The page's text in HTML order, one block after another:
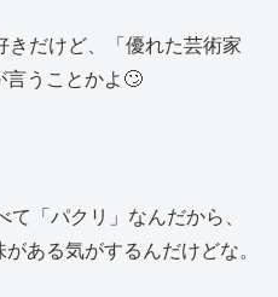
きだけど、「優れた芸術家
うことかよ🙄
「パクリ」なんだから、
ある気がするんだけどな。